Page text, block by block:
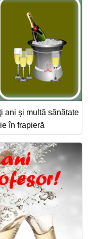
ani şi multă sănătate
în frapieră